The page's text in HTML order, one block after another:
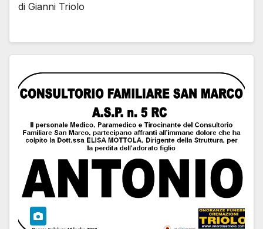
di Gianni Triolo